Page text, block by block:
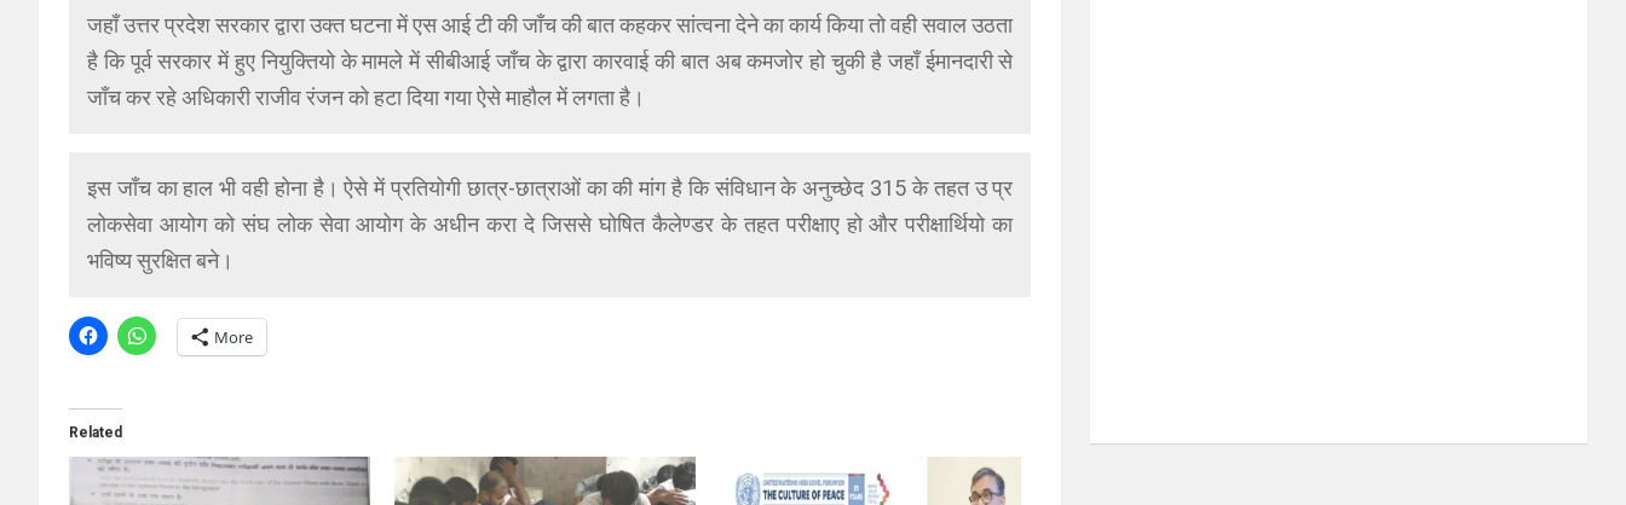
जहाँ उत्तर प्रदेश सरकार द्वारा उक्त घटना में एस आई टी की जाँच की बात कहकर सांत्वना देने का कार्य किया तो वही सवाल उठता
है कि पूर्व सरकार में हुए नियुक्तियो के मामले में सीबीआई जाँच के द्वारा कारवाई की बात अब कमजोर हो चुकी है जहाँ ईमानदारी से
जाँच कर रहे अधिकारी राजीव रंजन को हटा दिया गया ऐसे माहौल में लगता है।
इस जाँच का हाल भी वही होना है। ऐसे में प्रतियोगी छात्र-छात्राओं का की मांग है कि संविधान के अनुच्छेद 315 के तहत उ प्र
लोकसेवा आयोग को संघ लोक सेवा आयोग के अधीन करा दे जिससे घोषित कैलेण्डर के तहत परीक्षाए हो और परीक्षार्थियो का
भविष्य सुरक्षित बने।
More
Related